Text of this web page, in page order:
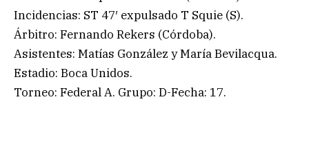
Incidencias: ST 47′ expulsado T Squie (S).
Árbitro: Fernando Rekers (Córdoba).
Asistentes: Matías González y María Bevilacqua.
Estadio: Boca Unidos.
Torneo: Federal A. Grupo: D-Fecha: 17.